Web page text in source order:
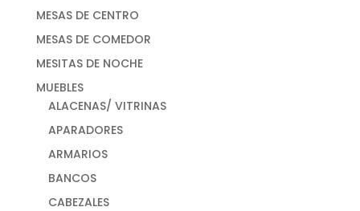
MESAS DE CENTRO
MESAS DE COMEDOR
MESITAS DE NOCHE
MUEBLES
ALACENAS/ VITRINAS
APARADORES
ARMARIOS
BANCOS
CABEZALES